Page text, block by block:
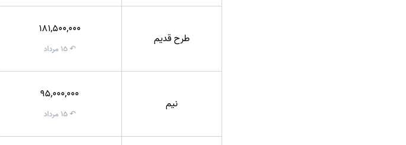
طرح قدیم
181,500,000
↶ ۱۵ مرداد
نیم
95,000,000
↶ ۱۵ مرداد